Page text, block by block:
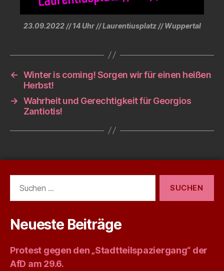
23.09.2022 // 14 Uhr // Laurentiusplatz // Wuppertal
← Winter is coming! Sorgen wir für einen heißen
Herbst!
→ Wahrheit und Gerechtigkeit für Georgios
Zantiotis!
nach:
Neueste Beiträge
Protest gegen den „Stadtteilspaziergang“ der
AfD am 29.6.